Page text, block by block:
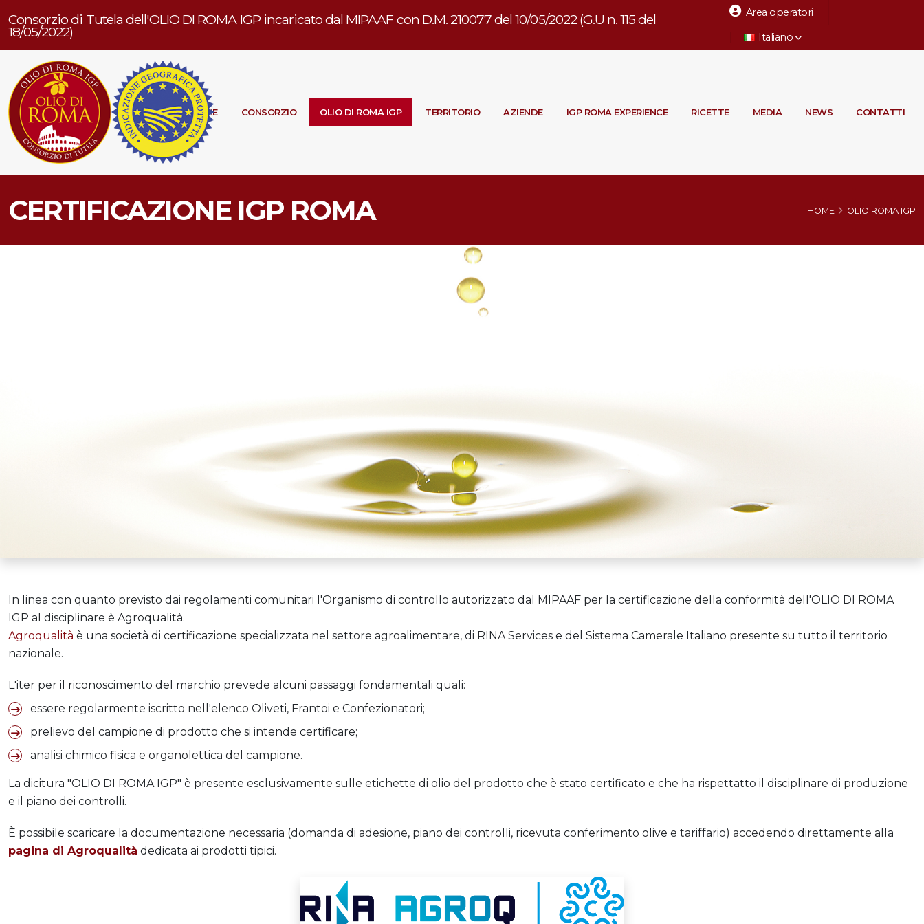
Consorzio di Tutela dell'OLIO DI ROMA IGP incaricato dal MIPAAF con D.M. 210077 del 10/05/2022 (G.U n. 115 del
18/05/2022)
Area operatori
Italiano
HOME CONSORZIO OLIO DI ROMA IGP TERRITORIO AZIENDE IGP ROMA EXPERIENCE RICETTE MEDIA NEWS CONTATTI
CERTIFICAZIONE IGP ROMA HOME OLIO ROMA IGP
In linea con quanto previsto dai regolamenti comunitari l'Organismo di controllo autorizzato dal MIPAAF per la certificazione della conformità dell'OLIO DI ROMA
IGP al disciplinare è Agroqualità.
Agroqualità è una società di certificazione specializzata nel settore agroalimentare, di RINA Services e del Sistema Camerale Italiano presente su tutto il territorio
nazionale.
L'iter per il riconoscimento del marchio prevede alcuni passaggi fondamentali quali:
essere regolarmente iscritto nell'elenco Oliveti, Frantoi e Confezionatori;
prelievo del campione di prodotto che si intende certificare;
analisi chimico fisica e organolettica del campione.
La dicitura "OLIO DI ROMA IGP" è presente esclusivamente sulle etichette di olio del prodotto che è stato certificato e che ha rispettatto il disciplinare di produzione
e il piano dei controlli.
È possibile scaricare la documentazione necessaria (domanda di adesione, piano dei controlli, ricevuta conferimento olive e tariffario) accedendo direttamente alla
pagina di Agroqualità dedicata ai prodotti tipici.